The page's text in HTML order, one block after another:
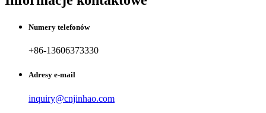
Numery telefonów
+86-13606373330
Adresy e-mail
inquiry@cnjinhao.com